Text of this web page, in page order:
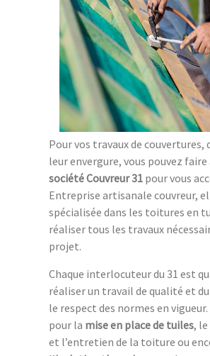
Pour vos travaux de couvertures,
leur envergure, vous pouvez faire
société Couvreur 31 pour vous
Entreprise artisanale couvreur,
spécialisée dans les toitures en
réaliser tous les travaux
projet.
Chaque interlocuteur du 31 est
réaliser un travail de qualité et
le respect des normes en
pour la mise en place de tuiles,
et l’entretien de la toiture ou